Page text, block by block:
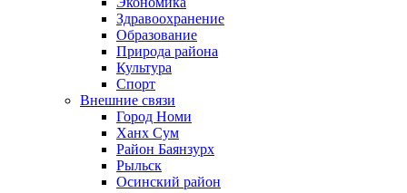
Здравоохранение
Образование
Природа района
Культура
Спорт
Внешние связи
Город Номи
Ханх Сум
Район Баянзурх
Рыльск
Осинский район